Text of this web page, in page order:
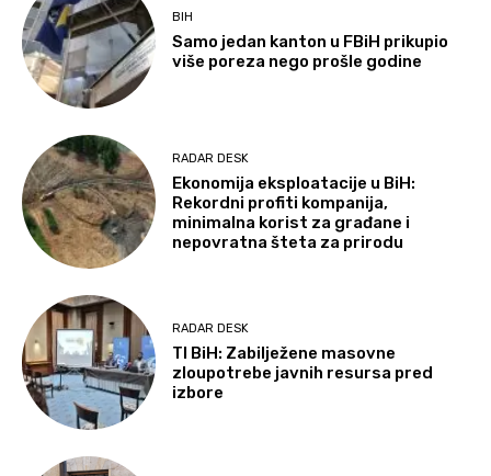
BIH
Samo jedan kanton u FBiH prikupio
više poreza nego prošle godine
RADAR DESK
Ekonomija eksploatacije u BiH:
Rekordni profiti kompanija,
minimalna korist za građane i
nepovratna šteta za prirodu
RADAR DESK
TI BiH: Zabilježene masovne
zloupotrebe javnih resursa pred
izbore